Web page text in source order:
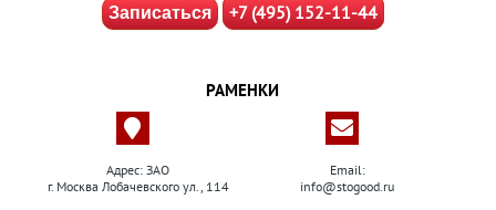
Записаться +7 (495) 152-11-44
РАМЕНКИ
Адрес: ЗАО
г. Москва Лобачевского ул., 114
Email:
info@stogood.ru